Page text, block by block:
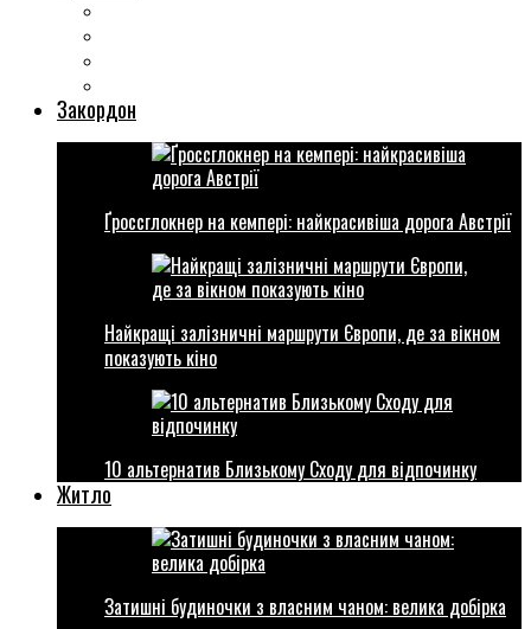
Закордон
Ґроссглокнер на кемпері: найкрасивіша дорога Австрії
Найкращі залізничні маршрути Європи, де за вікном
показують кіно
10 альтернатив Близькому Сходу для відпочинку
Житло
Затишні будиночки з власним чаном: велика добірка